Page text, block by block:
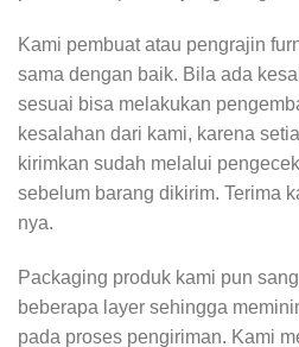
Kami pembuat atau pengrajin
sama dengan baik. Bila ada
sesuai bisa melakukan
kesalahan dari kami, karena
kirimkan sudah melalui
sebelum barang dikirim. Terima
nya.
Packaging produk kami pun
beberapa layer sehingga
pada proses pengiriman. Kami